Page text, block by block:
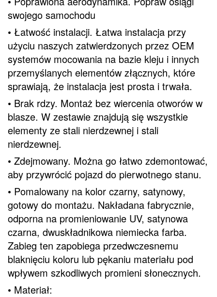
swojego samochodu
• Łatwość instalacji. Łatwa instalacja przy
użyciu naszych zatwierdzonych przez OEM
systemów mocowania na bazie kleju i innych
przemyślanych elementów złącznych, które
sprawiają, że instalacja jest prosta i trwała.
• Brak rdzy. Montaż bez wiercenia otworów w
blasze. W zestawie znajdują się wszystkie
elementy ze stali nierdzewnej i stali
nierdzewnej.
• Zdejmowany. Można go łatwo zdemontować,
aby przywrócić pojazd do pierwotnego stanu.
• Pomalowany na kolor czarny, satynowy,
gotowy do montażu. Nakładana fabrycznie,
odporna na promieniowanie UV, satynowa
czarna, dwuskładnikowa niemiecka farba.
Zabieg ten zapobiega przedwczesnemu
blaknięciu koloru lub pękaniu materiału pod
wpływem szkodliwych promieni słonecznych.
• Materiał: